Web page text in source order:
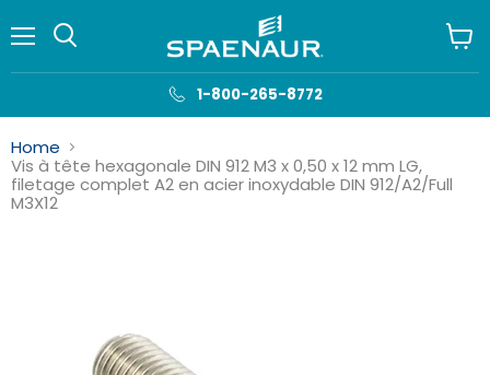
1-800-265-8772
le
Home
Vis à tête hexagonale DIN 912 M3 x 0,50 x 12 mm LG,
filetage complet A2 en acier inoxydable DIN 912/A2/Full
M3X12